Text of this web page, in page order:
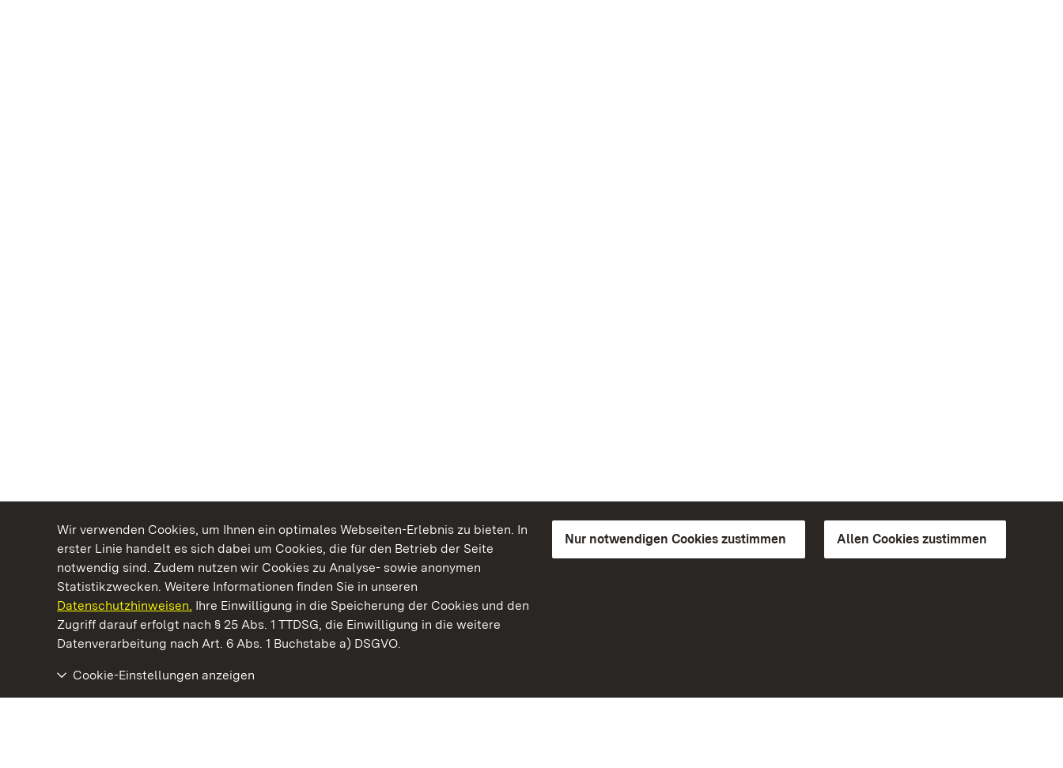
Wir verwenden Cookies, um Ihnen ein optimales Webseiten-Erlebnis zu bieten. In
erster Linie handelt es sich dabei um Cookies, die für den Betrieb der Seite
notwendig sind. Zudem nutzen wir Cookies zu Analyse- sowie anonymen
Statistikzwecken. Weitere Informationen finden Sie in unseren
Datenschutzhinweisen. Ihre Einwilligung in die Speicherung der Cookies und den
Zugriff darauf erfolgt nach § 25 Abs. 1 TTDSG, die Einwilligung in die weitere
Datenverarbeitung nach Art. 6 Abs. 1 Buchstabe a) DSGVO.
Nur notwendigen Cookies zustimmen Allen Cookies zustimmen
Cookie-Einstellungen anzeigen
Kommen. Staunen. Genießen.